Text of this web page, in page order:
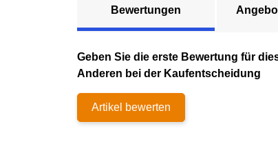
Bewertungen
Geben Sie die erste Bewertung für
Anderen bei der Kaufentscheidung
Artikel bewerten